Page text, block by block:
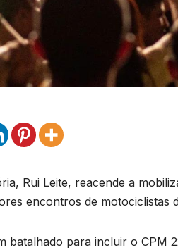
Rui Leite, reacende a
encontros de motociclistas
batalhado para incluir o